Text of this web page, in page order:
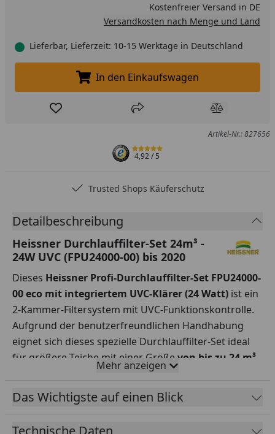
Kostenfreier Versand in DE
Versandkosten nach Menge und Land
Lieferbar, Lieferzeit: 10-15 Werktage in Deutschland
In den Einkaufswagen legen
In den Einkaufswagen
Produkt zur Wunschliste hinzufügen
Teilen Produkt
Artikel-Nr.: 827656
4,92/ 5
Trusted Shops Käuferschutz
Detailbeschreibung
Heissner Durchlauffilter-Set 24m³ -
24W UVC (FPU24000-00) bis 2020
Dieses Heissner Profi-Durchlauffilter-Set FPU24000-
00 eco mit integriertem UVC-Klärer (24 Watt) ist ein
2-Kammer-Filtersystem mit UVC-Funktionskontrolle.
Aufgrund der benutzerfreundlichen Handhabung
eignet sich dieses spezielle Durchlauffilter-Set ideal
für größere Teiche mit einer Größe von bis zu 24 m³
Profitieren Sie von den perfekt aufeinander
abgestimmten Komponenten dieses
Um die Bildung von Schwebealgen, Bakterien und
Mehr anzeigen
Das Wichtigste auf einen Blick
Technische Daten